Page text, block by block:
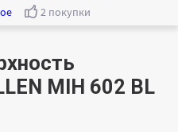
2 покупки
MIH 602 BL